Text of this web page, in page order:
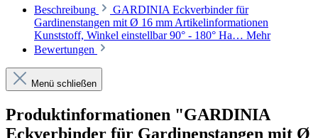
Beschreibung
GARDINIA Eckverbinder für
Gardinenstangen mit Ø 16 mm Artikelinformationen
Kunststoff, Winkel einstellbar 90° - 180° Ha… Mehr
Bewertungen
Menü schließen
Produktinformationen "GARDINIA
Eckverbinder für Gardinenstangen mit Ø